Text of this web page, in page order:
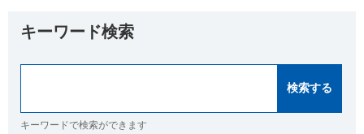
キーワード検索
キーワードで検索ができます